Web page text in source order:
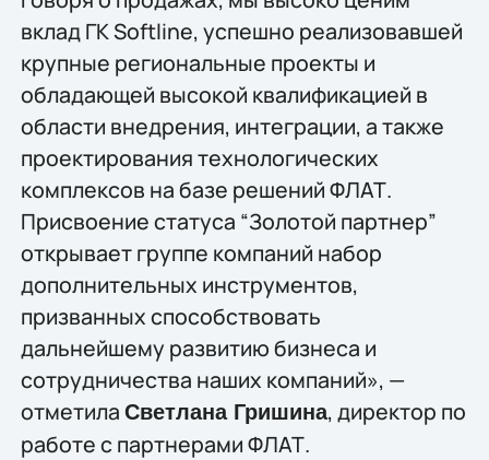
вклад ГК Softline, успешно реализовавшей
крупные региональные проекты и
обладающей высокой квалификацией в
области внедрения, интеграции, а также
проектирования технологических
комплексов на базе решений ФЛАТ.
Присвоение статуса “Золотой партнер”
открывает группе компаний набор
дополнительных инструментов,
призванных способствовать
дальнейшему развитию бизнеса и
сотрудничества наших компаний», —
отметила Светлана Гришина, директор по
работе с партнерами ФЛАТ.